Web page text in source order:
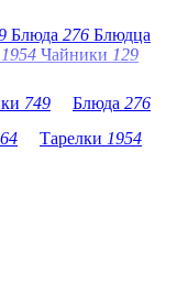
Блюда 276 Блюдца
1954 Чайники 129
749 Блюда 276
64 Тарелки 1954